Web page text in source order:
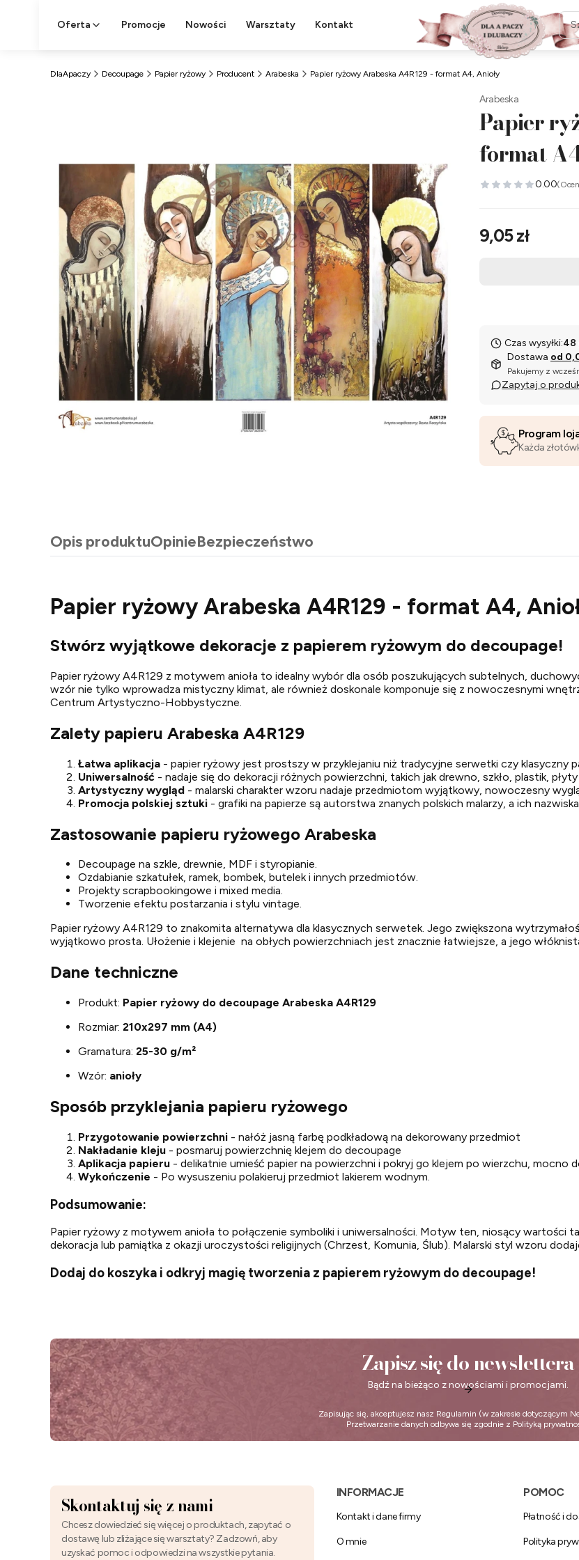
Oferta Promocje Nowości Warsztaty Kontakt
DlaApaczy Decoupage Papier ryżowy Producent Arabeska Papier ryżowy Arabeska A4R129 - format A4, Anioły
Arabeska
Papier
format
0.00
Cena
9,05 zł
Czas wysyłki:48
Dostawa od
Pakujemy z
Zapytaj o
Program
Każda
Opis produktuOpinieBezpieczeństwo
Papier ryżowy Arabeska A4R129 - format A4,
Stwórz wyjątkowe dekoracje z papierem ryżowym do decoupage!
Papier ryżowy A4R129 z motywem anioła to idealny wybór dla osób poszukujących subtelnych,
wzór nie tylko wprowadza mistyczny klimat, ale również doskonale komponuje się z nowoczesnymi
Centrum Artystyczno-Hobbystyczne.
Zalety papieru Arabeska A4R129
Łatwa aplikacja - papier ryżowy jest prostszy w przyklejaniu niż tradycyjne serwetki czy klasyczny
Uniwersalność - nadaje się do dekoracji różnych powierzchni, takich jak drewno, szkło, plastik,
Artystyczny wygląd - malarski charakter wzoru nadaje przedmiotom wyjątkowy, nowoczesny
Promocja polskiej sztuki - grafiki na papierze są autorstwa znanych polskich malarzy, a ich
Zastosowanie papieru ryżowego Arabeska
Decoupage na szkle, drewnie, MDF i styropianie.
Ozdabianie szkatułek, ramek, bombek, butelek i innych przedmiotów.
Projekty scrapbookingowe i mixed media.
Tworzenie efektu postarzania i stylu vintage.
Papier ryżowy A4R129 to znakomita alternatywa dla klasycznych serwetek. Jego zwiększona
wyjątkowo prosta. Ułożenie i klejenie na obłych powierzchniach jest znacznie łatwiejsze, a jego
Dane techniczne
Produkt: Papier ryżowy do decoupage Arabeska A4R129
Rozmiar: 210x297 mm (A4)
Gramatura: 25-30 g/m²
Wzór: anioły
Sposób przyklejania papieru ryżowego
Przygotowanie powierzchni - nałóż jasną farbę podkładową na dekorowany przedmiot
Nakładanie kleju - posmaruj powierzchnię klejem do decoupage
Aplikacja papieru - delikatnie umieść papier na powierzchni i pokryj go klejem po wierzchu, mocno
Wykończenie - Po wysuszeniu polakieruj przedmiot lakierem wodnym.
Podsumowanie:
Papier ryżowy z motywem anioła to połączenie symboliki i uniwersalności. Motyw ten, niosący wartości
dekoracja lub pamiątka z okazji uroczystości religijnych (Chrzest, Komunia, Ślub). Malarski styl wzoru
Dodaj do koszyka i odkryj magię tworzenia z papierem ryżowym do decoupage!
Zapisz się do newslettera
Bądź na bieżąco z nowościami i promocjami.
Zapisując się, akceptujesz nasz Regulamin (w zakresie dotyczącym
Przetwarzanie danych odbywa się zgodnie z Polityką
Skontaktuj się z nami
Chcesz dowiedzieć się więcej o produktach, zapytać o
dostawę lub zliżające się warsztaty? Zadzowń, aby
uzyskać pomoc i odpowiedzi na wszystkie pytania.
Linki w stopce
INFORMACJE
Kontakt i dane firmy
O mnie
POMOC
Płatność i
Polityka